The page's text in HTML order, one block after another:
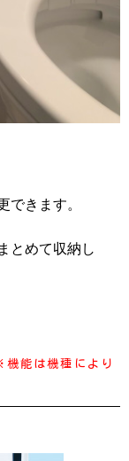
きます。
とめて収納し
能は機種により